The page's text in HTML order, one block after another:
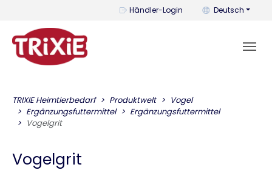
Händler-Login Mit diesem
Deutsch
TRIXIE Heimtierbedarf Produktwelt
Vogel
Ergänzungsfuttermittel
Ergänzungsfuttermittel
Vogelgrit
Vogelgrit